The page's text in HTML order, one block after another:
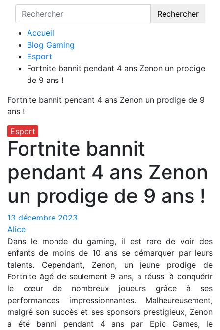
Rechercher
Accueil
Blog Gaming
Esport
Fortnite bannit pendant 4 ans Zenon un prodige
de 9 ans !
Fortnite bannit pendant 4 ans Zenon un prodige de 9
ans !
Esport
Fortnite bannit
pendant 4 ans Zenon
un prodige de 9 ans !
13 décembre 2023
Alice
Dans le monde du gaming, il est rare de voir des
enfants de moins de 10 ans se démarquer par leurs
talents. Cependant, Zenon, un jeune prodige de
Fortnite âgé de seulement 9 ans, a réussi à conquérir
le cœur de nombreux joueurs grâce à ses
performances impressionnantes. Malheureusement,
malgré son succès et ses sponsors prestigieux, Zenon
a été banni pendant 4 ans par Epic Games, le